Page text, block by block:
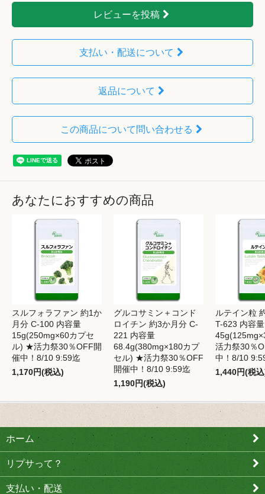
レビューを投稿
支払い・配送について
返品について
この商品について問い合わせる
あなたにおすすめの商品
スルフォラファン 約1か
月分 C-100 内容量
15g(250mg×60カプセ
ル) ★活力祭30％OFF開
催中！8/10 9:59迄
1,170円(税込)
グルコサミン＋コンド
ロイチン 約3か月分 C-
221 内容量
68.4g(380mg×180カプ
セル) ★活力祭30％OFF
開催中！8/10 9:59迄
1,190円(税込)
ルテイン粒
T-623 内容量
活力祭30％
中！8/10
1,440円(税
ホーム
リプサって？
支払い・配送